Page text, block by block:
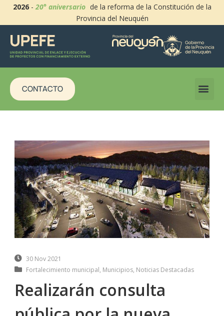
2026-20° aniversario de la reforma de la Constitución de la
Provincia del Neuquén
CONTACTO
30 Nov 2021
Fortalecimiento municipal, Municipios, Noticias Destacadas
Realizarán consulta